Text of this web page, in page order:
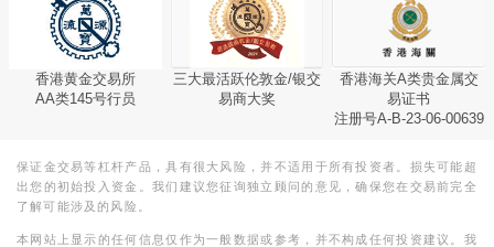
香港黄金交易所
AA类145号行员
三大最活跃伦敦金/银交
易商大奖
香港海关A类贵金属交
易证书
注册号A-B-23-06-00639
保证金交易等杠杆产品，具有很大风险，并不适用于所有投资者。损失可能超
出您的初始投入资金。我们建议您征询独立顾问的意见，确保您在交易前完全
了解可能涉及的风险。
本网站上显示的任何信息仅作为一般数据或参考，并不构成任何投资建议。我